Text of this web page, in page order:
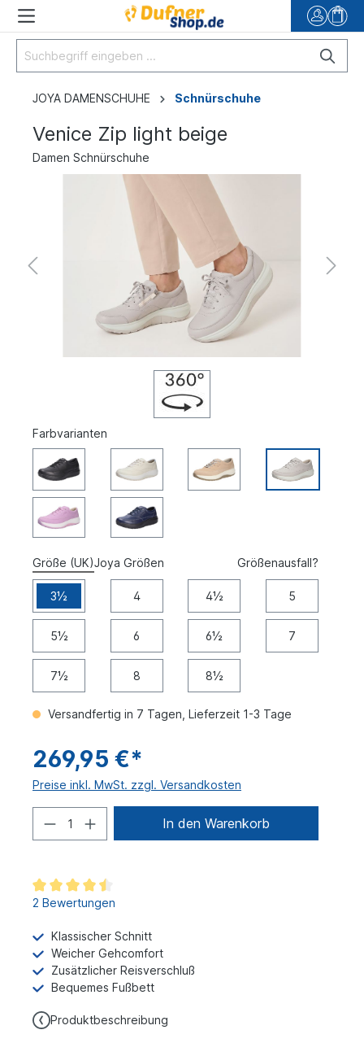
JOYA DAMENSCHUHE Schnürschuhe
Venice Zip light beige
Damen Schnürschuhe
Farbvarianten
Größe (UK)Joya Größen Größenausfall?
3½ 4 4½ 5
5½ 6 6½ 7
7½ 8 8½
Versandfertig in 7 Tagen, Lieferzeit 1-3 Tage
269,95 €*
Preise inkl. MwSt. zzgl. Versandkosten
In den Warenkorb
2 Bewertungen
Klassischer Schnitt
Weicher Gehcomfort
Zusätzlicher Reisverschluß
Bequemes Fußbett
Produktbeschreibung